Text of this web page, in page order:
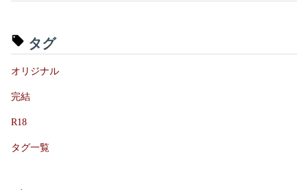
タグ
オリジナル
完結
R18
タグ一覧